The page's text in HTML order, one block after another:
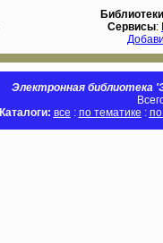
Библиотеки
Сервисы:
Электронная библиотека
Каталоги: все : по тематике :